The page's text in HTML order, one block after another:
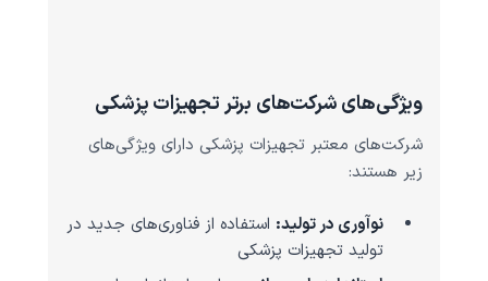
ویژگی‌های شرکت‌های برتر تجهیزات پزشکی
شرکت‌های معتبر تجهیزات پزشکی دارای ویژگی‌های
زیر هستند:
نوآوری در تولید: استفاده از فناوری‌های جدید در
تولید تجهیزات پزشکی